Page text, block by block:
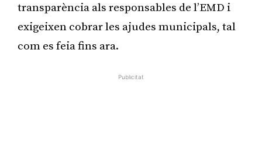
transparència als responsables de l’EMD i
exigeixen cobrar les ajudes municipals, tal
com es feia fins ara.
Publicitat